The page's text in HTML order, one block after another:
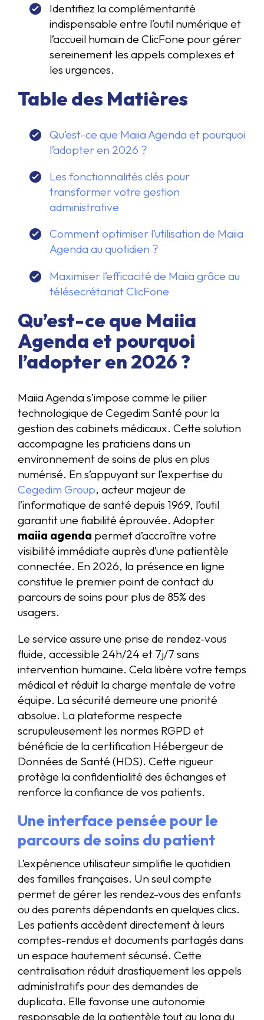
Identifiez la complémentarité
indispensable entre l’outil numérique et
l’accueil humain de ClicFone pour gérer
sereinement les appels complexes et
les urgences.
Table des Matières
Qu’est-ce que Maiia Agenda et pourquoi
l’adopter en 2026 ?
Les fonctionnalités clés pour
transformer votre gestion
administrative
Comment optimiser l’utilisation de Maiia
Agenda au quotidien ?
Maximiser l’efficacité de Maiia grâce au
télésecrétariat ClicFone
Qu’est-ce que Maiia
Agenda et pourquoi
l’adopter en 2026 ?
Maiia Agenda s’impose comme le pilier
technologique de Cegedim Santé pour la
gestion des cabinets médicaux. Cette solution
accompagne les praticiens dans un
environnement de soins de plus en plus
numérisé. En s’appuyant sur l’expertise du
Cegedim Group, acteur majeur de
l’informatique de santé depuis 1969, l’outil
garantit une fiabilité éprouvée. Adopter
maiia agenda permet d’accroître votre
visibilité immédiate auprès d’une patientèle
connectée. En 2026, la présence en ligne
constitue le premier point de contact du
parcours de soins pour plus de 85% des
usagers.
Le service assure une prise de rendez-vous
fluide, accessible 24h/24 et 7j/7 sans
intervention humaine. Cela libère votre temps
médical et réduit la charge mentale de votre
équipe. La sécurité demeure une priorité
absolue. La plateforme respecte
scrupuleusement les normes RGPD et
bénéficie de la certification Hébergeur de
Données de Santé (HDS). Cette rigueur
protège la confidentialité des échanges et
renforce la confiance de vos patients.
Une interface pensée pour le
parcours de soins du patient
L’expérience utilisateur simplifie le quotidien
des familles françaises. Un seul compte
permet de gérer les rendez-vous des enfants
ou des parents dépendants en quelques clics.
Les patients accèdent directement à leurs
comptes-rendus et documents partagés dans
un espace hautement sécurisé. Cette
centralisation réduit drastiquement les appels
administratifs pour des demandes de
duplicata. Elle favorise une autonomie
responsable de la patientèle tout au long du